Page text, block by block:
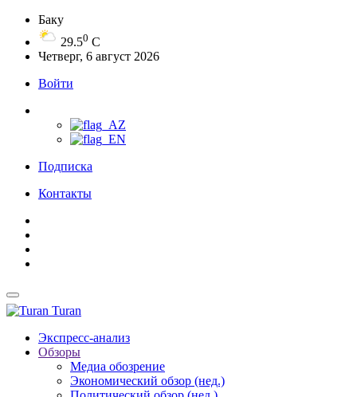
Баку
29.50 C
Четверг, 6 август 2026
Войти
Подписка
Контакты
Turan
Экспресс-анализ
Обзоры
Медиа обозрение
Экономический обзор (нед.)